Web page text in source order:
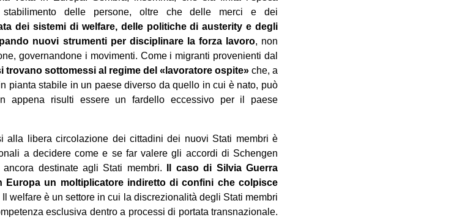
delle persone, oltre che delle merci e dei
dei sistemi di welfare, delle politiche di austerity e degli
nuovi strumenti per disciplinare la forza lavoro, non
governandone i movimenti. Come i migranti provenienti dal
trovano sottomessi al regime del «lavoratore ospite» che, a
pianta stabile in un paese diverso da quello in cui è nato, può
appena risulti essere un fardello eccessivo per il paese
alla libera circolazione dei cittadini dei nuovi Stati membri è
a decidere come e se far valere gli accordi di Schengen
destinate agli Stati membri.
Il caso di Silvia Guerra
Europa un moltiplicatore indiretto di confini che colpisce
welfare è un settore in cui la discrezionalità degli Stati membri
esclusiva dentro a processi di portata transnazionale.